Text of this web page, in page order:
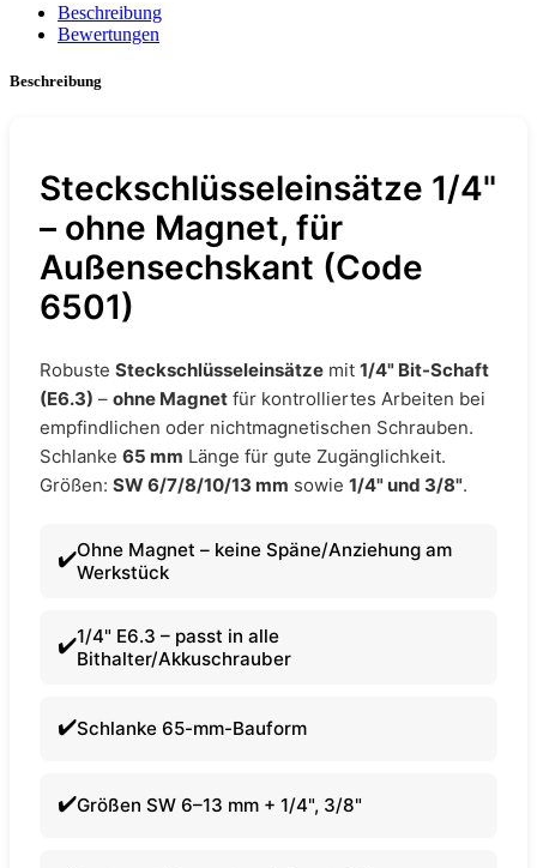
Beschreibung
Bewertungen
Beschreibung
Steckschlüsseleinsätze 1/4"
– ohne Magnet, für
Außensechskant (Code
6501)
Robuste Steckschlüsseleinsätze mit 1/4" Bit-Schaft
(E6.3) – ohne Magnet für kontrolliertes Arbeiten bei
empfindlichen oder nichtmagnetischen Schrauben.
Schlanke 65 mm Länge für gute Zugänglichkeit.
Größen: SW 6/7/8/10/13 mm sowie 1/4" und 3/8".
Ohne Magnet – keine Späne/Anziehung am
Werkstück
1/4" E6.3 – passt in alle
Bithalter/Akkuschrauber
Schlanke 65-mm-Bauform
Größen SW 6–13 mm + 1/4", 3/8"